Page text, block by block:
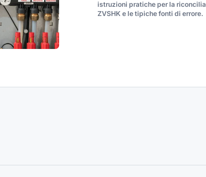
istruzioni pratiche per la
ZVSHK e le tipiche fonti di errore.